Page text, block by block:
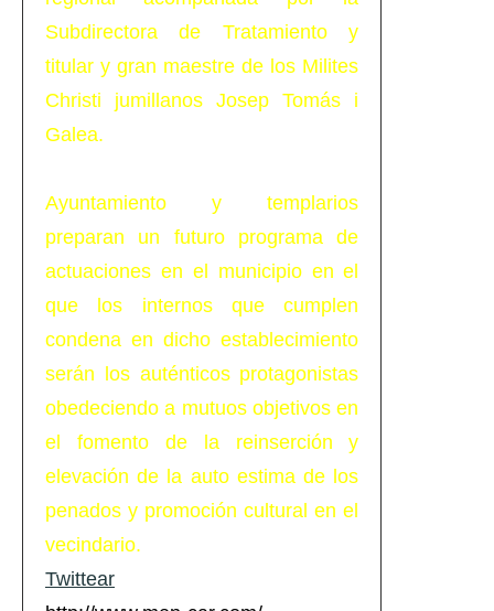
Subdirectora de Tratamiento y
titular y gran maestre de los Milites
Christi jumillanos Josep Tomás i
Galea.
Ayuntamiento y templarios
preparan un futuro programa de
actuaciones en el municipio en el
que los internos que cumplen
condena en dicho establecimiento
serán los auténticos protagonistas
obedeciendo a mutuos objetivos en
el fomento de la reinserción y
elevación de la auto estima de los
penados y promoción cultural en el
vecindario.
Twittear